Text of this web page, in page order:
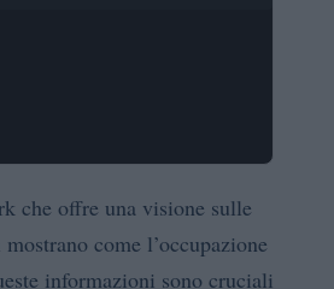
che offre una visione sulle
come l’occupazione
informazioni sono cruciali